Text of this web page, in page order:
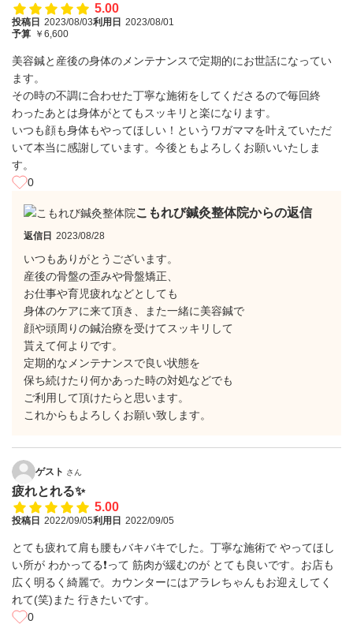
5.00
投稿日 2023/08/03利用日 2023/08/01
予算 ￥6,600
美容鍼と産後の身体のメンテナンスで定期的にお世話になってい
ます。
その時の不調に合わせた丁寧な施術をしてくださるので毎回終
わったあとは身体がとてもスッキリと楽になります。
いつも顔も身体もやってほしい！というワガママを叶えていただ
いて本当に感謝しています。今後ともよろしくお願いいたしま
す。
0
こもれび鍼灸整体院からの返信
返信日 2023/08/28
いつもありがとうございます。
産後の骨盤の歪みや骨盤矯正、
お仕事や育児疲れなどとしても
身体のケアに来て頂き、また一緒に美容鍼で
顔や頭周りの鍼治療を受けてスッキリして
貰えて何よりです。
定期的なメンテナンスで良い状態を
保ち続けたり何かあった時の対処などでも
ご利用して頂けたらと思います。
これからもよろしくお願い致します。
ゲスト さん
疲れとれる✨
5.00
投稿日 2022/09/05利用日 2022/09/05
とても疲れて肩も腰もバキバキでした。丁寧な施術で やってほし
い所が わかってる❗️って 筋肉が緩むのが とても良いです。お店も
広く明るく綺麗で。カウンターにはアラレちゃんもお迎えしてく
れて(笑)また 行きたいです。
0